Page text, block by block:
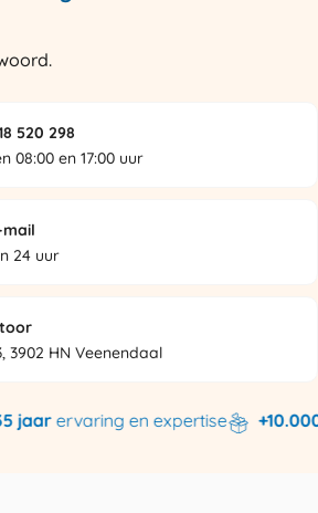
520 298
08:00 en 17:00 uur
mail
24 uur
3902 HN Veenendaal
ervaring en expertise +10.000